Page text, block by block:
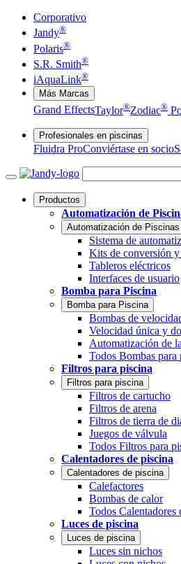
Corporativo
Jandy®
Polaris®
S.R. Smith®
iAquaLink®
Más Marcas
Grand EffectsTaylor®Zodiac®
Profesionales en piscinas
Fluidra ProConviértase en socio
Productos
Automatización de
Automatización de Piscinas
Sistema de
Kits de conversión
Tableros eléctricos
Interfaces de usuario
Bomba para Piscina
Bomba para Piscina
Bombas de
Velocidad única y
Automatización de
Todos Bombas para
Filtros para piscina
Filtros para piscina
Filtros de cartucho
Filtros de arena
Filtros de tierra de
Juegos de válvula
Todos Filtros para
Calentadores de piscina
Calentadores de piscina
Calefactores
Bombas de calor
Todos Calentadores
Luces de piscina
Luces de piscina
Luces sin nichos